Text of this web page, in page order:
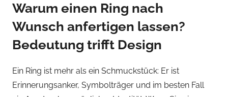
Warum einen Ring nach
Wunsch anfertigen lassen?
Bedeutung trifft Design
Ein Ring ist mehr als ein Schmuckstück: Er ist
Erinnerungsanker, Symbolträger und im besten Fall